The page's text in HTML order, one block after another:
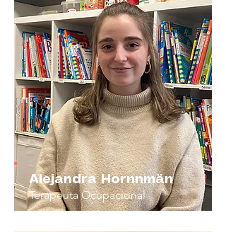
Alejandra Hornnmän
Terapeuta Ocupacional